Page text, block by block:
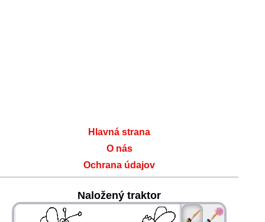
Hlavná strana
O nás
Ochrana údajov
Naložený traktor